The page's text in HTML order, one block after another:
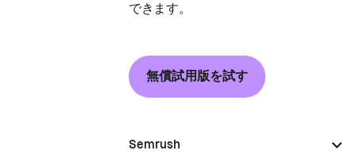
できます。
無償試用版を試す
Semrush